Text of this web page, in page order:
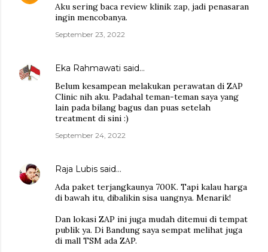
Aku sering baca review klinik zap, jadi penasaran
ingin mencobanya.
September 23, 2022
Eka Rahmawati said…
Belum kesampean melakukan perawatan di ZAP
Clinic nih aku. Padahal teman-teman saya yang
lain pada bilang bagus dan puas setelah
treatment di sini :)
September 24, 2022
Raja Lubis said…
Ada paket terjangkaunya 700K. Tapi kalau harga
di bawah itu, dibalikin sisa uangnya. Menarik!
Dan lokasi ZAP ini juga mudah ditemui di tempat
publik ya. Di Bandung saya sempat melihat juga
di mall TSM ada ZAP.